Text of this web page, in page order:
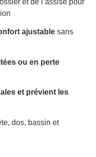
et de l’assise pour
ajustable sans
ou en perte
et prévient les
dos, bassin et